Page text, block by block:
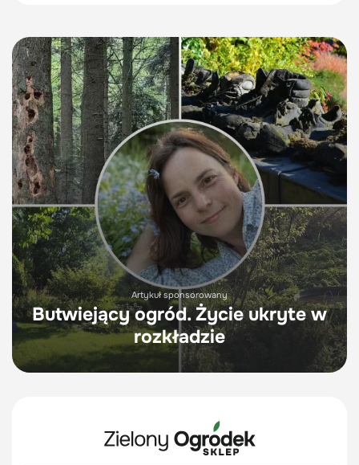
Artykuł sponsorowany
Butwiejący ogród. Życie ukryte w
rozkładzie